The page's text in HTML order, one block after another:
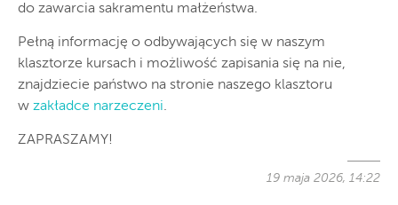
do zawarcia sakramentu małżeństwa.
Pełną informację o odbywających się w naszym
klasztorze kursach i możliwość zapisania się na nie,
znajdziecie państwo na stronie naszego klasztoru
w zakładce narzeczeni.
ZAPRASZAMY!
19 maja 2026, 14:22